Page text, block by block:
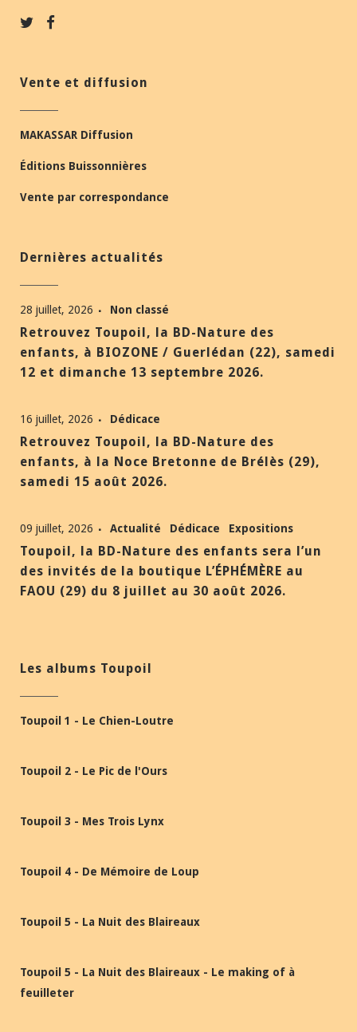
Vente et diffusion
MAKASSAR Diffusion
Éditions Buissonnières
Vente par correspondance
Dernières actualités
28 juillet, 2026 Non classé
Retrouvez Toupoil, la BD-Nature des
enfants, à BIOZONE / Guerlédan (22), samedi
12 et dimanche 13 septembre 2026.
16 juillet, 2026 Dédicace
Retrouvez Toupoil, la BD-Nature des
enfants, à la Noce Bretonne de Brélès (29),
samedi 15 août 2026.
09 juillet, 2026 Actualité Dédicace Expositions
Toupoil, la BD-Nature des enfants sera l’un
des invités de la boutique L’ÉPHÉMÈRE au
FAOU (29) du 8 juillet au 30 août 2026.
Les albums Toupoil
Toupoil 1 - Le Chien-Loutre
Toupoil 2 - Le Pic de l'Ours
Toupoil 3 - Mes Trois Lynx
Toupoil 4 - De Mémoire de Loup
Toupoil 5 - La Nuit des Blaireaux
Toupoil 5 - La Nuit des Blaireaux - Le making of à
feuilleter